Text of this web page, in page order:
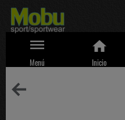
Menú Inicio